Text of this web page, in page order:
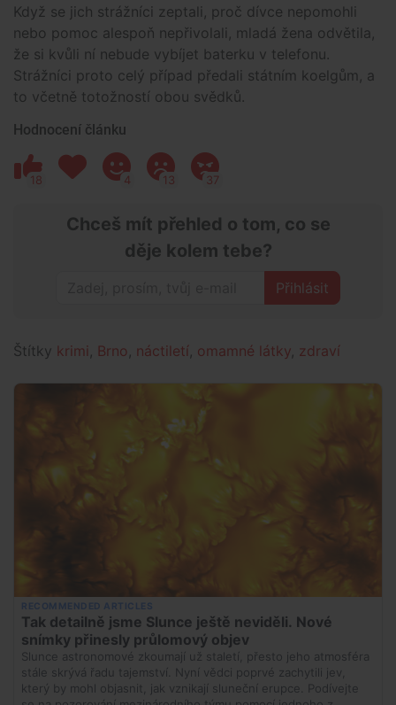
Když se jich strážníci zeptali, proč dívce nepomohli
nebo pomoc alespoň nepřivolali, mladá žena odvětila,
že si kvůli ní nebude vybíjet baterku v telefonu.
Strážníci proto celý případ předali státním koelgům, a
to včetně totožností obou svědků.
Hodnocení článku
18 4 13 37
Chceš mít přehled o tom, co se
děje kolem tebe?
Přihlásit
Štítky krimi Brno náctiletí omamné látky zdraví